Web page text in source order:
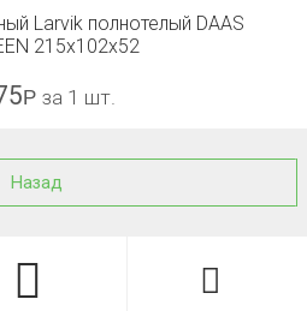
Larvik полнотелый DAAS
215x102x52
Р за 1 шт.
Назад